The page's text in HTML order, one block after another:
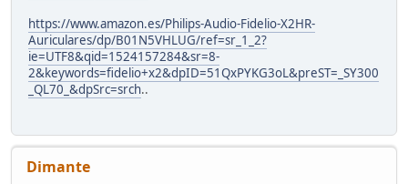
https://www.amazon.es/Philips-Audio-Fidelio-X2HR-
Auriculares/dp/B01N5VHLUG/ref=sr_1_2?
ie=UTF8&qid=1524157284&sr=8-
2&keywords=fidelio+x2&dpID=51QxPYKG3oL&preST=_SY300
_QL70_&dpSrc=srch..
Dimante